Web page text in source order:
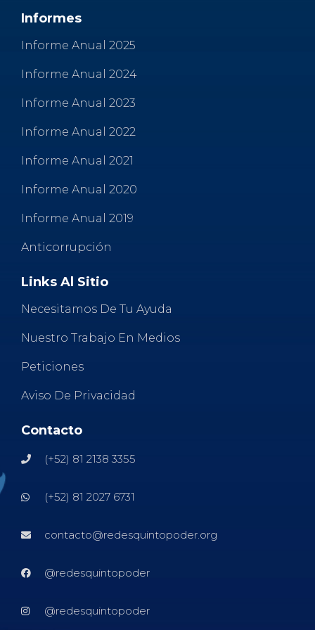
k
Informes
Informe Anual 2025
Informe Anual 2024
Informe Anual 2023
Informe Anual 2022
Informe Anual 2021
Informe Anual 2020
Informe Anual 2019
Anticorrupción
Links Al Sitio
Necesitamos De Tu Ayuda
Nuestro Trabajo En Medios
Peticiones
Aviso De Privacidad
Contacto
(+52) 81 2138 3355
(+52) 81 2027 6731
contacto@redesquintopoder.org
@redesquintopoder
@redesquintopoder